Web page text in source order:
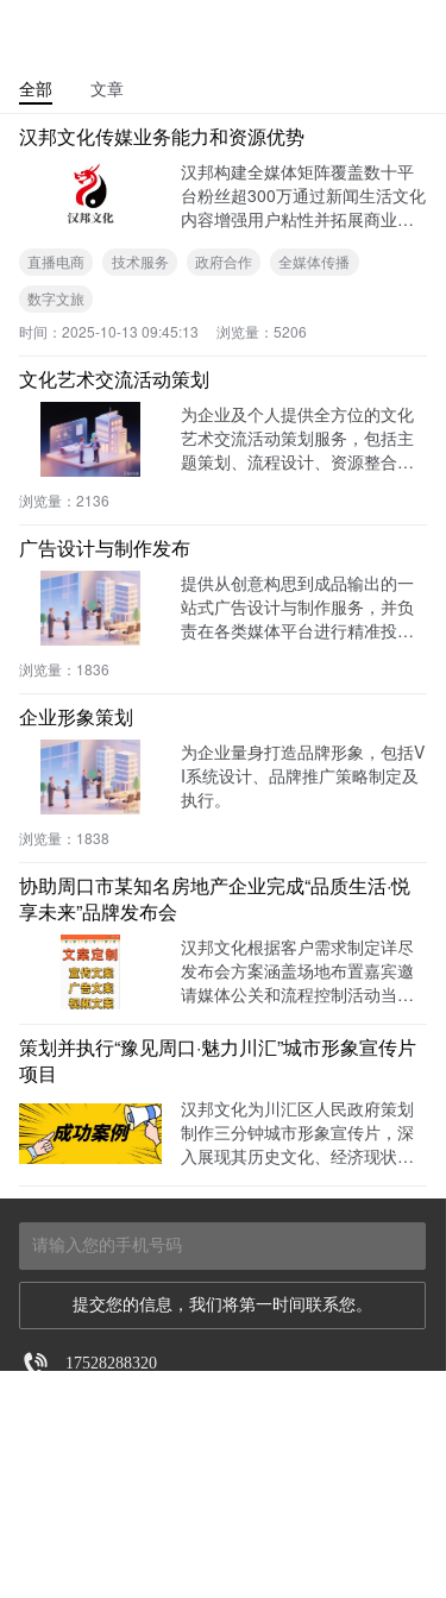
全部 文章
汉邦文化传媒业务能力和资源优势
汉邦构建全媒体矩阵覆盖数十平
台粉丝超300万通过新闻生活文化
内容增强用户粘性并拓展商业合
联合政府开展公益项目并参与数
直播电商 技术服务 政府合作
全媒体传播
数字文旅
时间： 2025-10-13 09:45:13 浏览量： 5206
文化艺术交流活动策划
为企业及个人提供全方位的文化
艺术交流活动策划服务，包括主
题策划、流程设计、资源整合
浏览量： 2136
广告设计与制作发布
提供从创意构思到成品输出的一
站式广告设计与制作服务，并负
责在各类媒体平台进行精准投
浏览量： 1836
企业形象策划
为企业量身打造品牌形象，包括V
I系统设计、品牌推广策略制定及
执行。
浏览量： 1838
协助周口市某知名房地产企业完成“品质生活·悦
享未来”品牌发布会
汉邦文化根据客户需求制定详尽
发布会方案涵盖场地布置嘉宾邀
请媒体公关和流程控制活动当天
户成功塑造品牌高端形象并促成
多笔意向订单实现预期营销目标
策划并执行“豫见周口·魅力川汇”城市形象宣传片
项目
汉邦文化为川汇区人民政府策划
制作三分钟城市形象宣传片，深
入展现其历史文化、经济现状与
平台广泛传播，显著提升城市形
象与招商吸引力
17528288320